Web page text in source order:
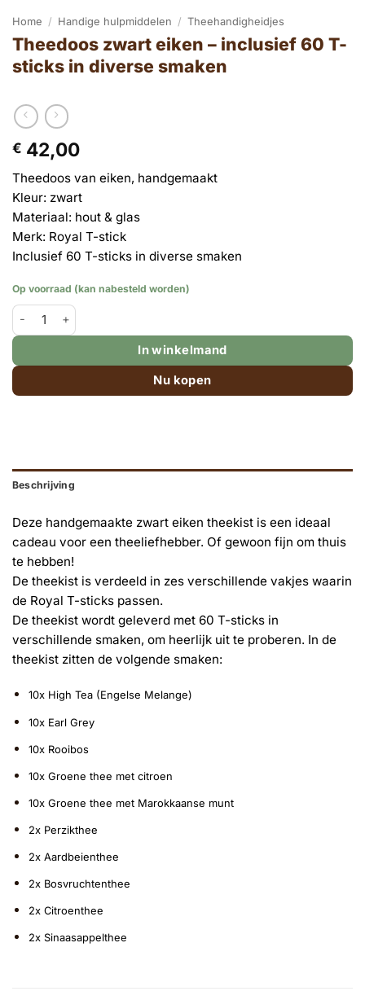
Home / Handige hulpmiddelen / Theehandigheidjes
Theedoos zwart eiken – inclusief 60 T-
sticks in diverse smaken
€ 42,00
Theedoos van eiken, handgemaakt
Kleur: zwart
Materiaal: hout & glas
Merk: Royal T-stick
Inclusief 60 T-sticks in diverse smaken
Op voorraad (kan nabesteld worden)
Theedoos zwart eiken - inclusief 60 T-sticks in diverse smaken
In winkelmand
Nu kopen
Beschrijving
Deze handgemaakte zwart eiken theekist is een ideaal
cadeau voor een theeliefhebber. Of gewoon fijn om thuis
te hebben!
De theekist is verdeeld in zes verschillende vakjes waarin
de Royal T-sticks passen.
De theekist wordt geleverd met 60 T-sticks in
verschillende smaken, om heerlijk uit te proberen. In de
theekist zitten de volgende smaken:
10x High Tea (Engelse Melange)
10x Earl Grey
10x Rooibos
10x Groene thee met citroen
10x Groene thee met Marokkaanse munt
2x Perzikthee
2x Aardbeienthee
2x Bosvruchtenthee
2x Citroenthee
2x Sinaasappelthee